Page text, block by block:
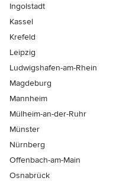
Ingolstadt
Kassel
Krefeld
Leipzig
Ludwigshafen-am-Rhein
Magdeburg
Mannheim
Mülheim-an-der-Ruhr
Münster
Nürnberg
Offenbach-am-Main
Osnabrück